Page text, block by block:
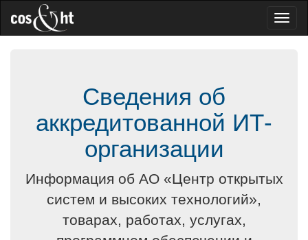
Сведения об
аккредитованной ИТ-
организации
Информация об АО «Центр открытых
систем и высоких технологий»,
товарах, работах, услугах,